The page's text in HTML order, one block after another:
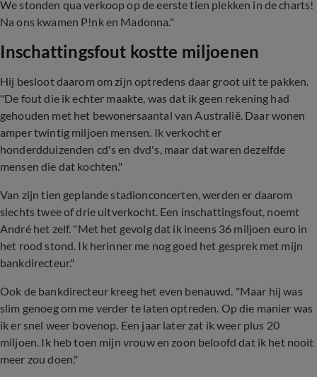
We stonden qua verkoop op de eerste tien plekken in de charts!
Na ons kwamen P!nk en Madonna."
Inschattingsfout kostte miljoenen
Hij besloot daarom om zijn optredens daar groot uit te pakken.
"De fout die ik echter maakte, was dat ik geen rekening had
gehouden met het bewonersaantal van Australië. Daar wonen
amper twintig miljoen mensen. Ik verkocht er
honderdduizenden cd's en dvd's, maar dat waren dezelfde
mensen die dat kochten."
Van zijn tien geplande stadionconcerten, werden er daarom
slechts twee of drie uitverkocht. Een inschattingsfout, noemt
André het zelf. "Met het gevolg dat ik ineens 36 miljoen euro in
het rood stond. Ik herinner me nog goed het gesprek met mijn
bankdirecteur."
Ook de bankdirecteur kreeg het even benauwd. "Maar hij was
slim genoeg om me verder te laten optreden. Op die manier was
ik er snel weer bovenop. Een jaar later zat ik weer plus 20
miljoen. Ik heb toen mijn vrouw en zoon beloofd dat ik het nooit
meer zou doen."